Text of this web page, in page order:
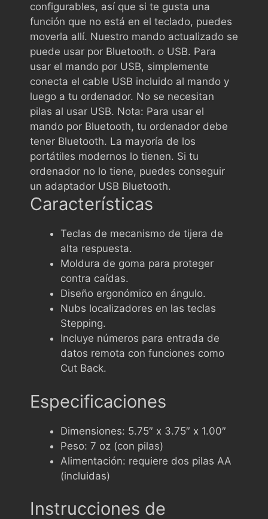
configurables, así que si te gusta una
función que no está en el teclado, puedes
moverla allí. Nuestro mando actualizado se
puede usar por Bluetooth. o USB. Para
usar el mando por USB, simplemente
conecta el cable USB incluido al mando y
luego a tu ordenador. No se necesitan
pilas al usar USB. Nota: Para usar el
mando por Bluetooth, tu ordenador debe
tener Bluetooth. La mayoría de los
portátiles modernos lo tienen. Si tu
ordenador no lo tiene, puedes conseguir
un adaptador USB Bluetooth.
Características
Teclas de mecanismo de tijera de
alta respuesta.
Moldura de goma para proteger
contra caídas.
Diseño ergonómico en ángulo.
Nubs localizadores en las teclas
Stepping.
Incluye números para entrada de
datos remota con funciones como
Cut Back.
Especificaciones
Dimensiones: 5.75″ x 3.75″ x 1.00″
Peso: 7 oz (con pilas)
Alimentación: requiere dos pilas AA
(incluidas)
Instrucciones de